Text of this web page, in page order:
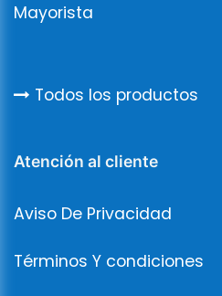
Mayorista
Todos los productos
Atención al cliente
Aviso De Privacidad
Términos Y condiciones